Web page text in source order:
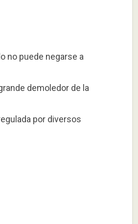
no puede negarse a
demoledor de la
por diversos